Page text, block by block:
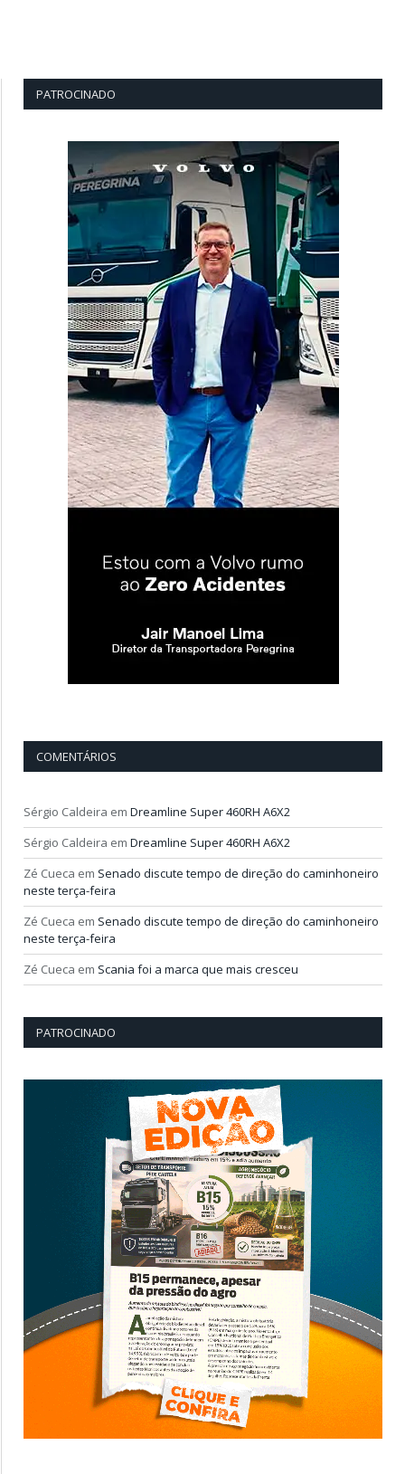
PATROCINADO
COMENTÁRIOS
Sérgio Caldeira em Dreamline Super 460RH A6X2
Sérgio Caldeira em Dreamline Super 460RH A6X2
Zé Cueca em Senado discute tempo de direção do caminhoneiro
neste terça-feira
Zé Cueca em Senado discute tempo de direção do caminhoneiro
neste terça-feira
Zé Cueca em Scania foi a marca que mais cresceu
PATROCINADO